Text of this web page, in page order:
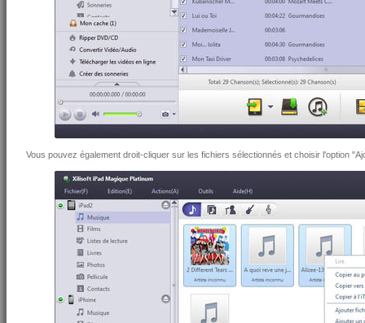
Vous pouvez également droit-cliquer sur les fichiers sélectionnés et choisir l'option